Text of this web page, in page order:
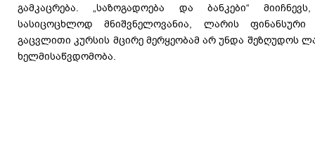
გამკაცრება. „საზოგადოება და ბანკები“
სასიცოცხლოდ მნიშვნელოვანია, ლარის
გაცვლითი კურსის მცირე მერყეობამ არ უნდა შეზღუდოს
ხელმისაწვდომობა.